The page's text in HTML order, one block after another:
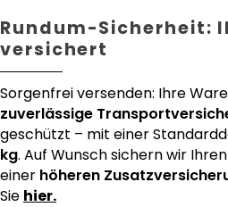
Rundum-Sicherheit:
versichert
Sorgenfrei versenden: Ihre
zuverlässige
geschützt – mit einer
kg. Auf Wunsch sichern wir
einer höheren
Sie hier.